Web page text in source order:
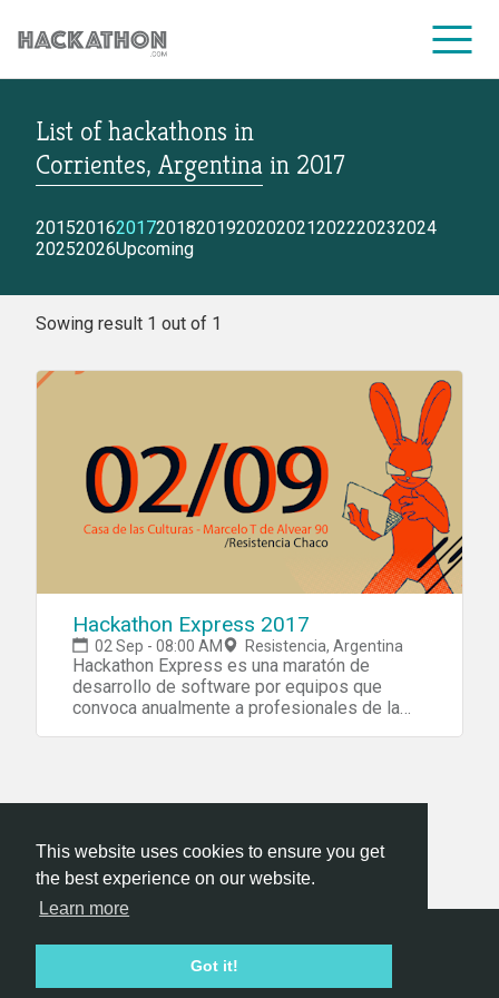
This website uses cookies to ensure you get
the best experience on our website.
Learn more
Got it!
CORPORATE SERVICES
List of hackathons in
Corrientes, Argentina in 2017
2015201620172018201920202021202220232024
20252026Upcoming
Sowing result 1 out of 1
Hackathon Express 2017
02 Sep - 08:00 AM Resistencia, Argentina
Hackathon Express es una maratón de
desarrollo de software por equipos que
convoca anualmente a profesionales de la
invitarlos a participar de la sexta edición de
Hackathon Express. ¿Qué es una Hackathon?
combinación de las palabras “marathon” y
“hack”, juntas se definen como una marathon
de desarrollo informático, en el sentido
original del término no se refiere a delito
Hackathon.com © 2026
All organizers